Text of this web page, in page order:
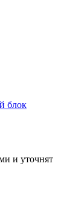
блок
и уточнят